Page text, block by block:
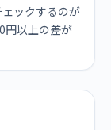
ェックするのが
円以上の差が